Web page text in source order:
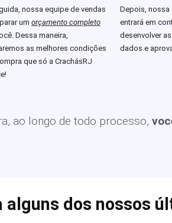
nossa equipe de vendas
um orçamento completo
Dessa maneira,
as melhores condições
que só a CrachásRJ
Depois, nossa
entrará em
desenvolver
dados e
ao longo de todo processo,
alguns dos nossos